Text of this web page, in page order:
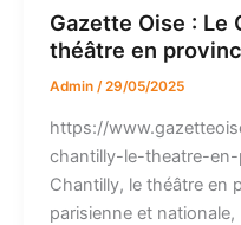
Gazette Oise : Le
théâtre en
Admin /29/05/2025
https://
chantilly-le-theatre-
Chantilly, le théâtre en
parisienne et